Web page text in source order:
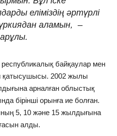
еліміздің әртүрлі
аламын, –
байқаулар мен
қатысушысы. 2002 жылы
арналған облыстық
бірінші орынға ие болған.
5, 10 және 15 жылдығына
алды.